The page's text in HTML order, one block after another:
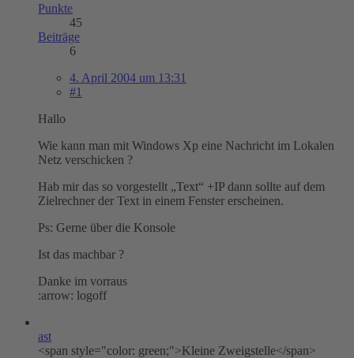
Punkte
45
Beiträge
6
4. April 2004 um 13:31
#1
Hallo
Wie kann man mit Windows Xp eine Nachricht im Lokalen
Netz verschicken ?
Hab mir das so vorgestellt „Text“ +IP dann sollte auf dem
Zielrechner der Text in einem Fenster erscheinen.
Ps: Gerne über die Konsole
Ist das machbar ?
Danke im vorraus
:arrow: logoff
ast
<span style="color: green;">Kleine Zweigstelle</span>